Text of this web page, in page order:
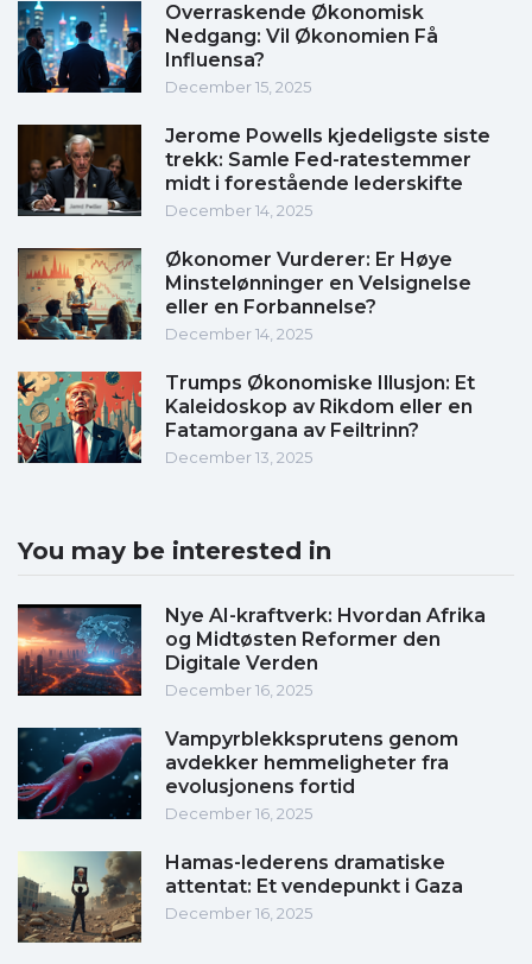
Overraskende Økonomisk
Nedgang: Vil Økonomien Få
Influensa?
December 15, 2025
Jerome Powells kjedeligste siste
trekk: Samle Fed-ratestemmer
midt i forestående lederskifte
December 14, 2025
Økonomer Vurderer: Er Høye
Minstelønninger en Velsignelse
eller en Forbannelse?
December 14, 2025
Trumps Økonomiske Illusjon: Et
Kaleidoskop av Rikdom eller en
Fatamorgana av Feiltrinn?
December 13, 2025
You may be interested in
Nye AI-kraftverk: Hvordan Afrika
og Midtøsten Reformer den
Digitale Verden
December 16, 2025
Vampyrblekksprutens genom
avdekker hemmeligheter fra
evolusjonens fortid
December 16, 2025
Hamas-lederens dramatiske
attentat: Et vendepunkt i Gaza
December 16, 2025